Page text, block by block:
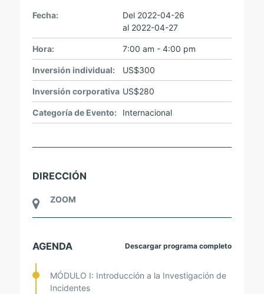
Fecha: Del 2022-04-26
al 2022-04-27
Hora: 7:00 am - 4:00 pm
Inversión individual: US$300
Inversión corporativa US$280
Categoría de Evento: Internacional
DIRECCIÓN
ZOOM
AGENDA Descargar programa completo
MÓDULO I: Introducción a la Investigación de
Incidentes